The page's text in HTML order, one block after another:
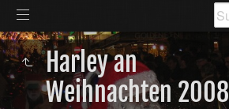
Harley an
Weihnachten 2008